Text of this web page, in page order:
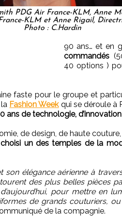
PDG Air France-KLM, Anne
KLM et Anne Rigail,
Photo : C.Hardin
90 ans… et en
commandés
40 options )
faste pour le groupe et
Fashion Weekqui se déroule à
ans de technologie,
de design, de haute couture,
un des temples de la
son élégance aérienne à
des plus belles pièces
pour mettre en
de grands couturiers,
de la compagnie.